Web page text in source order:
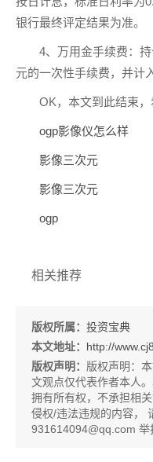
银行最终评定结果为准。
4、万用金手续费：
元的一次性手续费，并计
OK，本文到此结束，
ogp影像仪怎么样
影像三次元
影像三次元
ogp
相关推荐
版权所属： 投资宝典
本文地址： http://
版权声明： 版权声明：
文观点仅代表作者本人
拥有所有权，不承担相
侵权/违法违规的内容，
931614094@qq.com 举